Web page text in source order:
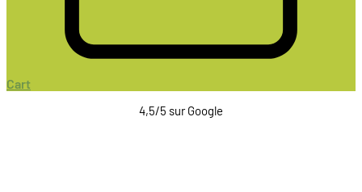
Cart
4,5/5 sur Google